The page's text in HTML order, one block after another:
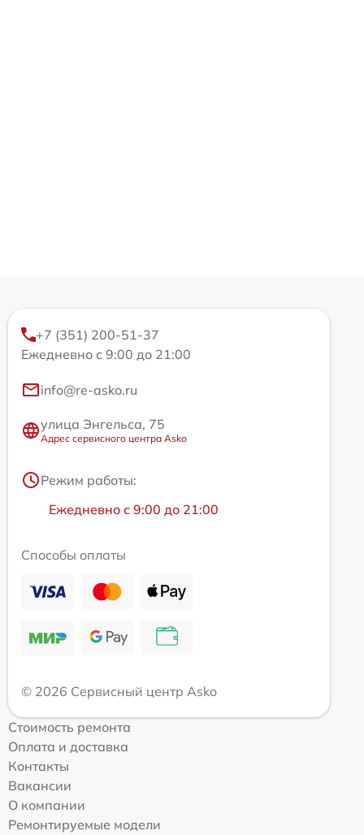
+7 (351) 200-51-37
Ежедневно с 9:00 до 21:00
info@re-asko.ru
улица Энгельса, 75
Адрес сервисного центра Asko
Режим работы:
Ежедневно с 9:00 до 21:00
Способы оплаты
© 2026 Сервисный центр Asko
Стоимость ремонта
Оплата и доставка
Контакты
Вакансии
О компании
Ремонтируемые модели